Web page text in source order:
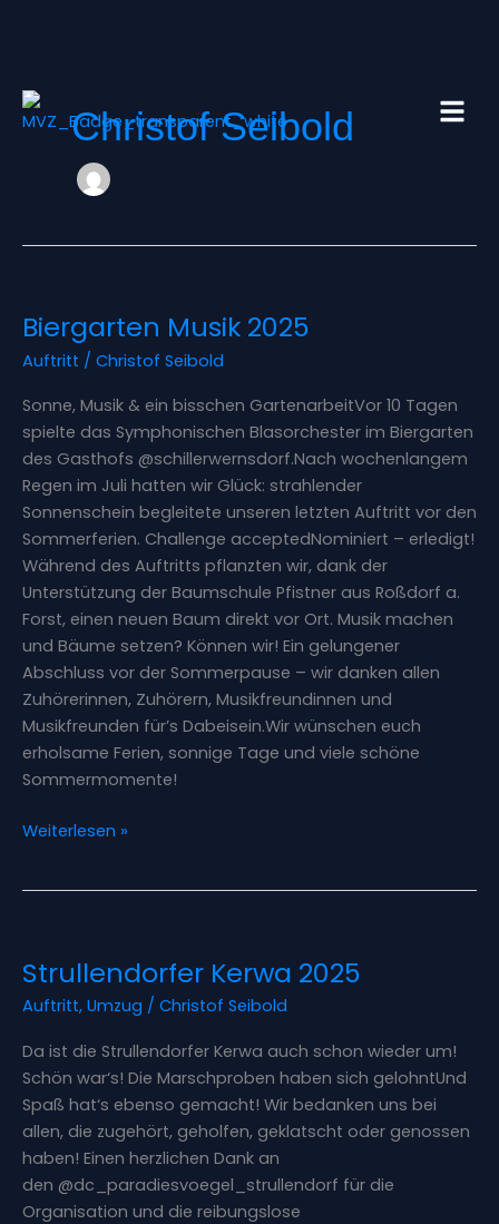
Christof Seibold
Biergarten Musik 2025
Auftritt / Christof Seibold
Sonne, Musik & ein bisschen GartenarbeitVor 10 Tagen
spielte das Symphonischen Blasorchester im Biergarten
des Gasthofs @schillerwernsdorf.Nach wochenlangem
Regen im Juli hatten wir Glück: strahlender
Sonnenschein begleitete unseren letzten Auftritt vor den
Sommerferien. Challenge acceptedNominiert – erledigt!
Während des Auftritts pflanzten wir, dank der
Unterstützung der Baumschule Pfistner aus Roßdorf a.
Forst, einen neuen Baum direkt vor Ort. Musik machen
und Bäume setzen? Können wir! Ein gelungener
Abschluss vor der Sommerpause – wir danken allen
Zuhörerinnen, Zuhörern, Musikfreundinnen und
Musikfreunden für’s Dabeisein.Wir wünschen euch
erholsame Ferien, sonnige Tage und viele schöne
Sommermomente!
Musik
2025
Weiterlesen »
Strullendorfer Kerwa 2025
Auftritt, Umzug / Christof Seibold
Da ist die Strullendorfer Kerwa auch schon wieder um!
Schön war‘s! Die Marschproben haben sich gelohntUnd
Spaß hat‘s ebenso gemacht! Wir bedanken uns bei
allen, die zugehört, geholfen, geklatscht oder genossen
haben! Einen herzlichen Dank an
den @dc_paradiesvoegel_strullendorf für die
Organisation und die reibungslose
Kerwa
2025